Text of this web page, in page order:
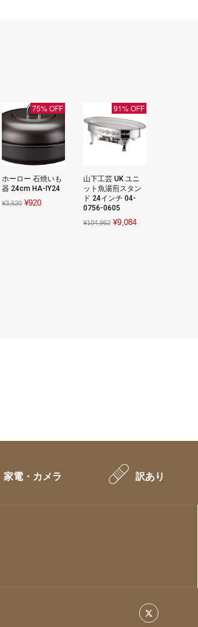
75% OFF
ホーロー 石焼いも
器 24cm HA-IY24
¥3,620 Original
¥920Current
91% OFF
山下工芸 UK ユニ
ット魚湯煎スタン
ド 24インチ 04-
0756-0605
¥104,962 Original
¥9,084Current
家電・カメラ 訳あり